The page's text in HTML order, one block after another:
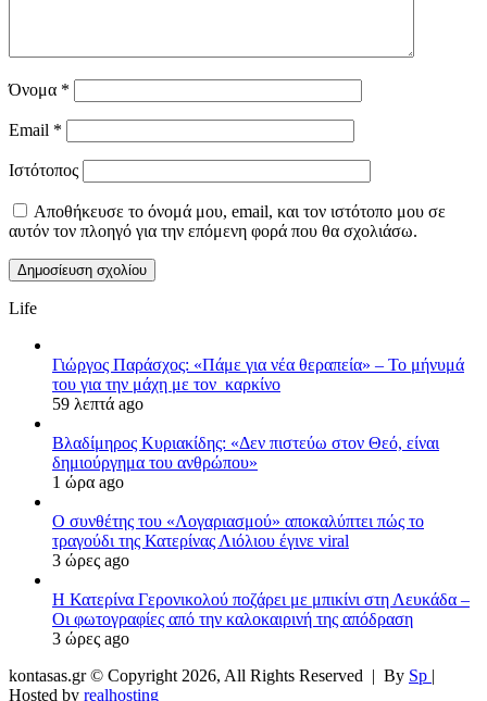
Όνομα *
Email *
Ιστότοπος
Αποθήκευσε το όνομά μου, email, και τον ιστότοπο μου σε
αυτόν τον πλοηγό για την επόμενη φορά που θα σχολιάσω.
Life
Γιώργος Παράσχος: «Πάμε για νέα θεραπεία» – Το μήνυμά
του για την μάχη με τον καρκίνο
59 λεπτά ago
Βλαδίμηρος Κυριακίδης: «Δεν πιστεύω στον Θεό, είναι
δημιούργημα του ανθρώπου»
1 ώρα ago
Ο συνθέτης του «Λογαριασμού» αποκαλύπτει πώς το
τραγούδι της Κατερίνας Λιόλιου έγινε viral
3 ώρες ago
Η Κατερίνα Γερονικολού ποζάρει με μπικίνι στη Λευκάδα –
Οι φωτογραφίες από την καλοκαιρινή της απόδραση
3 ώρες ago
kontasas.gr © Copyright 2026, All Rights Reserved | By Sp |
Hosted by realhosting